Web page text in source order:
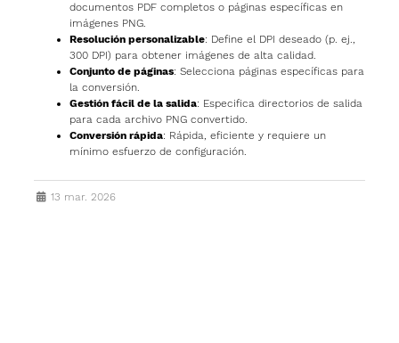
documentos PDF completos o páginas específicas en
imágenes PNG.
Resolución personalizable: Define el DPI deseado (p. ej.,
300 DPI) para obtener imágenes de alta calidad.
Conjunto de páginas: Selecciona páginas específicas para
la conversión.
Gestión fácil de la salida: Especifica directorios de salida
para cada archivo PNG convertido.
Conversión rápida: Rápida, eficiente y requiere un
mínimo esfuerzo de configuración.
13 mar. 2026